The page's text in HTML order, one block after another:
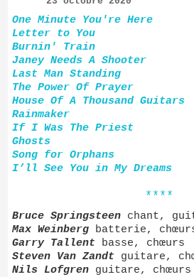
One Minute You're Here
Letter to You
Burnin' Train
Janey Needs A Shooter
Last Man Standing
The Power Of Prayer
House Of A Thousand Guitars
Rainmaker
If I Was The Priest
Ghosts
Song for Orphans
I’ll See You in My Dreams
****
Bruce Springsteen chant,
Max Weinberg batterie,
Garry Tallent basse, chœurs
Steven Van Zandt guitare,
Nils Lofgren guitare, chœurs